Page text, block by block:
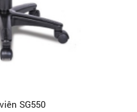
SG550